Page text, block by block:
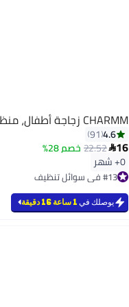
CHARMM زجاجة أطفال، منظف لعبة 750 مل
4.6
91
16
22.52خصم 28%
0+ شهر
#13 في سوائل تنظيف
تم بيع +60 مؤخرًا
#13 في سوائل تنظيف
يوصلك في 1 ساعة 16 دقيقة